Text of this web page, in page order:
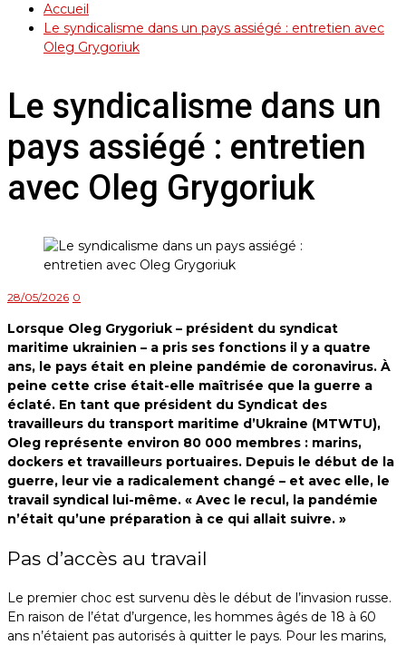
Accueil
Le syndicalisme dans un pays assiégé : entretien avec
Oleg Grygoriuk
Le syndicalisme dans un
pays assiégé : entretien
avec Oleg Grygoriuk
28/05/2026 0
Lorsque Oleg Grygoriuk – président du syndicat
maritime ukrainien – a pris ses fonctions il y a quatre
ans, le pays était en pleine pandémie de coronavirus. À
peine cette crise était-elle maîtrisée que la guerre a
éclaté. En tant que président du Syndicat des
travailleurs du transport maritime d’Ukraine (MTWTU),
Oleg représente environ 80 000 membres : marins,
dockers et travailleurs portuaires. Depuis le début de la
guerre, leur vie a radicalement changé – et avec elle, le
travail syndical lui-même. « Avec le recul, la pandémie
n’était qu’une préparation à ce qui allait suivre. »
Pas d’accès au travail
Le premier choc est survenu dès le début de l’invasion russe.
En raison de l’état d’urgence, les hommes âgés de 18 à 60
ans n’étaient pas autorisés à quitter le pays. Pour les marins,